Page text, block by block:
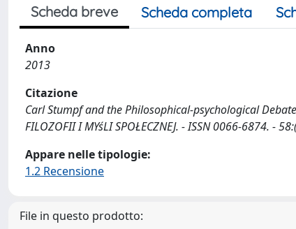
Scheda breve Scheda completa
Anno
2013
Citazione
Carl Stumpf and the Philosophical-psychological
FILOZOFII I MYśLI SPOŁECZNEJ. - ISSN 0066-6874. -
Appare nelle tipologie:
1.2 Recensione
File in questo prodotto: